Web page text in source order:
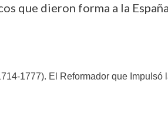
que dieron forma a la
1777). El Reformador que Impulsó